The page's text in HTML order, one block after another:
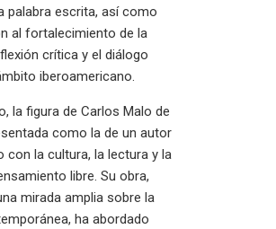
palabra escrita, así como
al fortalecimiento de la
crítica y el diálogo
iberoamericano.
la figura de Carlos Malo de
como la de un autor
con la cultura, la lectura y la
libre. Su obra,
mirada amplia sobre la
ha abordado